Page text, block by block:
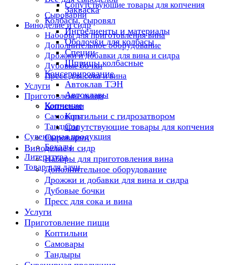
Сопутствующие товары для копчения
Сыроварни
Виноделие и сидр
Наборы для приготовления вина
Дополнительное оборудование
Дрожжи и добавки для вина и сидра
Дубовые бочки
Пресс для сока и вина
Услуги
Приготовление пищи
Коптильни
Самовары
Тандыры
Сувенирная продукция
Бокалы
Литература
Товар для дачи
Закваска
Колбасы, сыровял
Ингредиенты и материалы
Оболочки для колбасы
Специи
Шприцы колбасные
Консервирование
Автоклав ТЭН
Автоклавы
Копчение
Коптильни с гидрозатвором
Сопутствующие товары для копчения
Сыроварни
Виноделие и сидр
Наборы для приготовления вина
Дополнительное оборудование
Дрожжи и добавки для вина и сидра
Дубовые бочки
Пресс для сока и вина
Услуги
Приготовление пищи
Коптильни
Самовары
Тандыры